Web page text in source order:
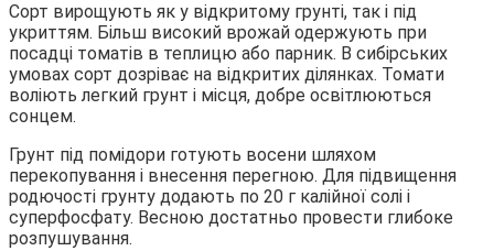
Сорт вирощують як у відкритому грунті, так і під
укриттям. Більш високий врожай одержують при
посадці томатів в теплицю або парник. В сибірських
умовах сорт дозріває на відкритих ділянках. Томати
воліють легкий грунт і місця, добре освітлюються
сонцем.
Грунт під помідори готують восени шляхом
перекопування і внесення перегною. Для підвищення
родючості грунту додають по 20 г калійної солі і
суперфосфату. Весною достатньо провести глибоке
розпушування.